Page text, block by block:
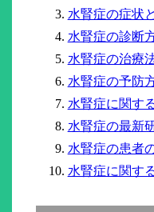
水腎症の症状
水腎症の診断
水腎症の治療
水腎症の予防
水腎症に関す
水腎症の最新
水腎症の患者
水腎症に関す